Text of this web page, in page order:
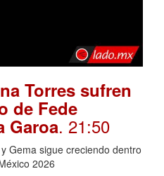
Torres sufren
de Fede
Garoa. 21:50
Gema sigue creciendo dentro
2026